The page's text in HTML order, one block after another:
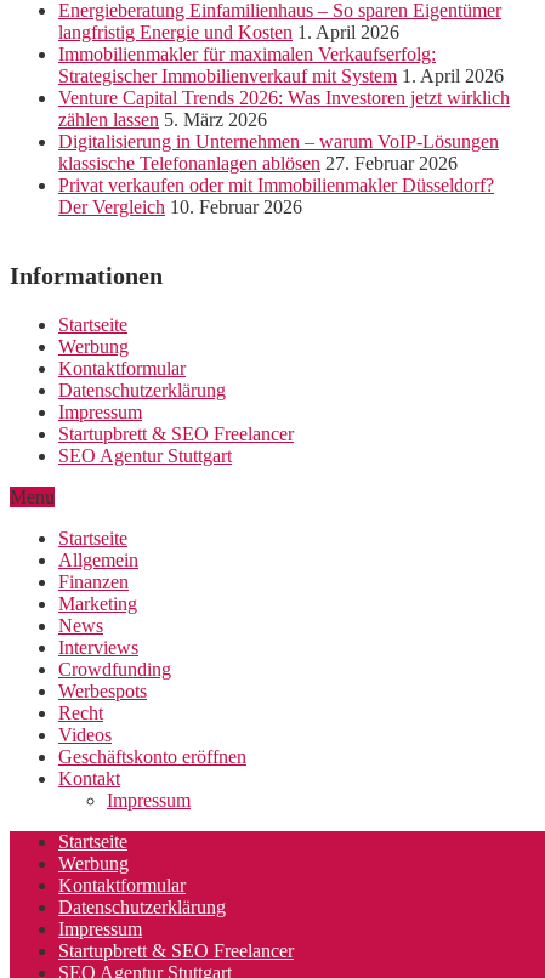
Energieberatung Einfamilienhaus – So sparen Eigentümer
langfristig Energie und Kosten 1. April 2026
Immobilienmakler für maximalen Verkaufserfolg:
Strategischer Immobilienverkauf mit System 1. April 2026
Venture Capital Trends 2026: Was Investoren jetzt wirklich
zählen lassen 5. März 2026
Digitalisierung in Unternehmen – warum VoIP-Lösungen
klassische Telefonanlagen ablösen 27. Februar 2026
Privat verkaufen oder mit Immobilienmakler Düsseldorf?
Der Vergleich 10. Februar 2026
Informationen
Startseite
Werbung
Kontaktformular
Datenschutzerklärung
Impressum
Startupbrett & SEO Freelancer
SEO Agentur Stuttgart
Menu
Startseite
Allgemein
Finanzen
Marketing
News
Interviews
Crowdfunding
Werbespots
Recht
Videos
Geschäftskonto eröffnen
Kontakt
Impressum
Startseite
Werbung
Kontaktformular
Datenschutzerklärung
Impressum
Startupbrett & SEO Freelancer
SEO Agentur Stuttgart